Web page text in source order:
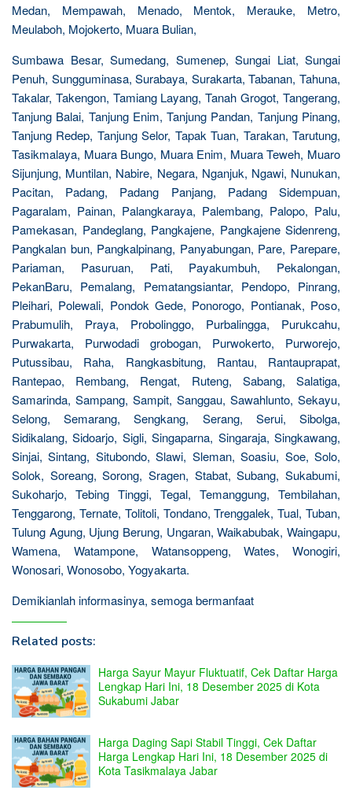
Medan, Mempawah, Menado, Mentok, Merauke, Metro,
Meulaboh, Mojokerto, Muara Bulian,
Sumbawa Besar, Sumedang, Sumenep, Sungai Liat, Sungai
Penuh, Sungguminasa, Surabaya, Surakarta, Tabanan, Tahuna,
Takalar, Takengon, Tamiang Layang, Tanah Grogot, Tangerang,
Tanjung Balai, Tanjung Enim, Tanjung Pandan, Tanjung Pinang,
Tanjung Redep, Tanjung Selor, Tapak Tuan, Tarakan, Tarutung,
Tasikmalaya, Muara Bungo, Muara Enim, Muara Teweh, Muaro
Sijunjung, Muntilan, Nabire, Negara, Nganjuk, Ngawi, Nunukan,
Pacitan, Padang, Padang Panjang, Padang Sidempuan,
Pagaralam, Painan, Palangkaraya, Palembang, Palopo, Palu,
Pamekasan, Pandeglang, Pangkajene, Pangkajene Sidenreng,
Pangkalan bun, Pangkalpinang, Panyabungan, Pare, Parepare,
Pariaman, Pasuruan, Pati, Payakumbuh, Pekalongan,
PekanBaru, Pemalang, Pematangsiantar, Pendopo, Pinrang,
Pleihari, Polewali, Pondok Gede, Ponorogo, Pontianak, Poso,
Prabumulih, Praya, Probolinggo, Purbalingga, Purukcahu,
Purwakarta, Purwodadi grobogan, Purwokerto, Purworejo,
Putussibau, Raha, Rangkasbitung, Rantau, Rantauprapat,
Rantepao, Rembang, Rengat, Ruteng, Sabang, Salatiga,
Samarinda, Sampang, Sampit, Sanggau, Sawahlunto, Sekayu,
Selong, Semarang, Sengkang, Serang, Serui, Sibolga,
Sidikalang, Sidoarjo, Sigli, Singaparna, Singaraja, Singkawang,
Sinjai, Sintang, Situbondo, Slawi, Sleman, Soasiu, Soe, Solo,
Solok, Soreang, Sorong, Sragen, Stabat, Subang, Sukabumi,
Sukoharjo, Tebing Tinggi, Tegal, Temanggung, Tembilahan,
Tenggarong, Ternate, Tolitoli, Tondano, Trenggalek, Tual, Tuban,
Tulung Agung, Ujung Berung, Ungaran, Waikabubak, Waingapu,
Wamena, Watampone, Watansoppeng, Wates, Wonogiri,
Wonosari, Wonosobo, Yogyakarta.
Demikianlah informasinya, semoga bermanfaat
Related posts:
Harga Sayur Mayur Fluktuatif, Cek Daftar Harga
Lengkap Hari Ini, 18 Desember 2025 di Kota
Sukabumi Jabar
Harga Daging Sapi Stabil Tinggi, Cek Daftar
Harga Lengkap Hari Ini, 18 Desember 2025 di
Kota Tasikmalaya Jabar